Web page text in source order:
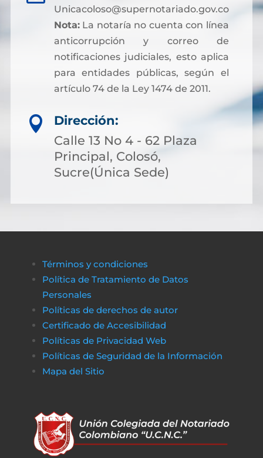
Unicacoloso@supernotariado.gov.co
Nota:La notaría no cuenta con línea
anticorrupción y correo de
notificaciones judiciales, esto aplica
para entidades públicas, según el
artículo 74 de la Ley 1474 de 2011.

Dirección:
Calle 13 No 4 - 62 Plaza
Principal, Colosó,
Sucre(Única Sede)
Términos y condiciones
Política de Tratamiento de Datos
Personales
Políticas de derechos de autor
Certificado de Accesibilidad
Políticas de Privacidad Web
Políticas de Seguridad de la Información
Mapa del Sitio